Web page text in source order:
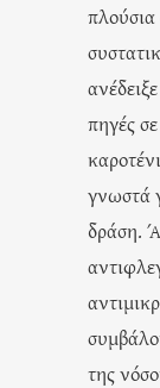
πλούσια
πηγές
γνωστά
δράση.
της